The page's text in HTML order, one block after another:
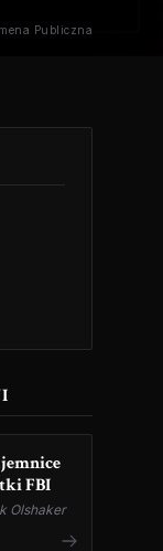
Publiczna
FBI
Olshaker